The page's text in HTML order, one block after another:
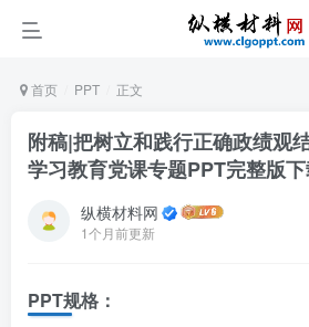
首页 PPT 正文
附稿|把树立和践行正确政绩观
学习教育党课专题PPT完整版
纵横材料网
1个月前更新
PPT规格：